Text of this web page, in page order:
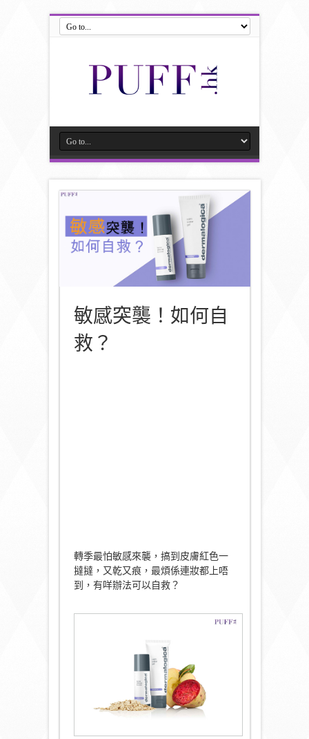
敏感突襲！如何自
救？
轉季最怕敏感來襲，搞到皮膚紅色一
撻撻，又乾又痕，最煩係連妝都上唔
到，有咩辦法可以自救？